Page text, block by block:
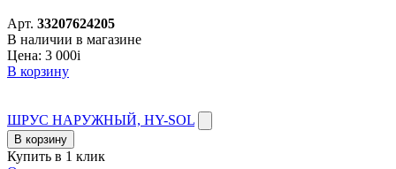
Арт. 33207624205
В наличии в магазине
Цена: 3 000i
В корзину
ШРУС НАРУЖНЫЙ, HY-SOL
В корзину
Купить в 1 клик